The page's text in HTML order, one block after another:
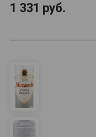
1 331 руб.